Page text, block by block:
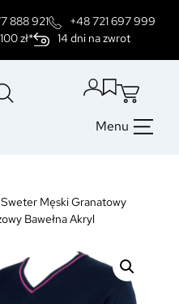
888 921
+48 721 697 999
zł*
14 dni na zwrot
Menu
Sweter Męski Granatowy
Bawełna Akryl